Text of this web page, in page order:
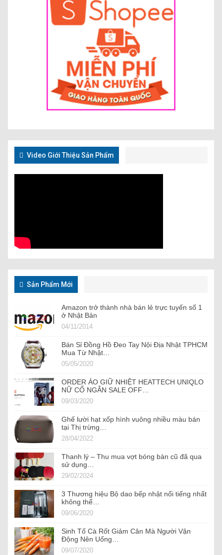
Video Giới Thiệu Sản Phẩm
Sản Phẩm Mới
Amazon trở thành nhà bán lẻ trực tuyến số 1
ở Nhật Bản
04/11/2014
Bán Sỉ Đồng Hồ Đeo Tay Nội Địa Nhật TPHCM
Mua Từ Nhật…
05/05/2020
ORDER ÁO GIỮ NHIỆT HEATTECH UNIQLO
NỮ CỔ NGẮN SALE OFF…
09/03/2020
Ghế lười hạt xốp hình vuông nhiều màu bán
tại Thị trừng…
28/04/2022
Thanh lý – Thu mua vợt bóng bàn cũ đã qua
sử dụng…
29/02/2024
3 Thương hiệu Bộ dao bếp nhật nổi tiếng nhất
không thể…
09/06/2020
Sinh Tố Cà Rốt Giảm Cân Mà Người Vận
Động Nên Uống…
09/07/2020